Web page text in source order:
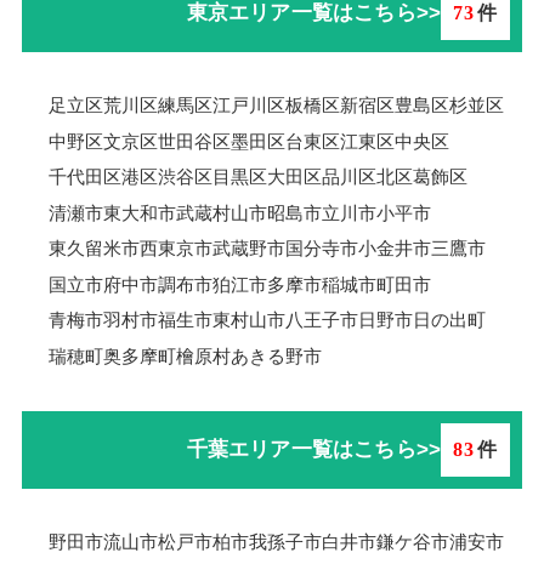
東京エリア一覧はこちら>> 73件
足立区荒川区練馬区江戸川区板橋区新宿区豊島区杉並区
中野区文京区世田谷区墨田区台東区江東区中央区
千代田区港区渋谷区 目黒区大田区品川区北区葛飾区
清瀬市東大和市武蔵村山市昭島市立川市小平市
東久留米市西東京市武蔵野市国分寺市小金井市三鷹市
国立市府中市調布市狛江市多摩市稲城市町田市
青梅市羽村市福生市東村山市八王子市日野市日の出町
瑞穂町奥多摩町檜原村あきる野市
千葉エリア一覧はこちら>> 83件
野田市流山市松戸市柏市我孫子市白井市鎌ケ谷市浦安市